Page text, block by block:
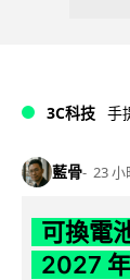
3C科技 手
藍骨 23 小
可換電
2027